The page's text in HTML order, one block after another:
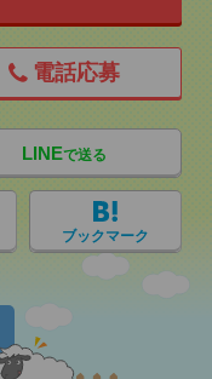
電話応募
LINEで送る
ブックマーク